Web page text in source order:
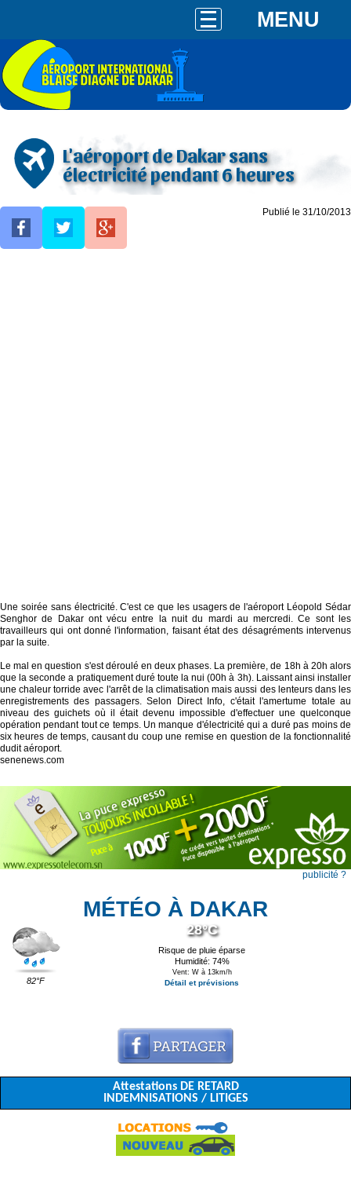
MENU
L'aéroport de Dakar sans
électricité pendant 6 heures
Publié le 31/10/2013
Une soirée sans électricité. C'est ce que les usagers de l'aéroport Léopold Sédar
Senghor de Dakar ont vécu entre la nuit du mardi au mercredi. Ce sont les
travailleurs qui ont donné l'information, faisant état des désagréments intervenus
par la suite.
Le mal en question s'est déroulé en deux phases. La première, de 18h à 20h alors
que la seconde a pratiquement duré toute la nui (00h à 3h). Laissant ainsi installer
une chaleur torride avec l'arrêt de la climatisation mais aussi des lenteurs dans les
enregistrements des passagers. Selon Direct Info, c'était l'amertume totale au
niveau des guichets où il était devenu impossible d'effectuer une quelconque
opération pendant tout ce temps. Un manque d'électricité qui a duré pas moins de
six heures de temps, causant du coup une remise en question de la fonctionnalité
dudit aéroport.
senenews.com
publicité ?
MÉTÉO À DAKAR
82°F
28°C
Risque de pluie éparse
Humidité: 74%
Vent: W à 13km/h
Détail et prévisions
Attestations DE RETARD
INDEMNISATIONS / LITIGES